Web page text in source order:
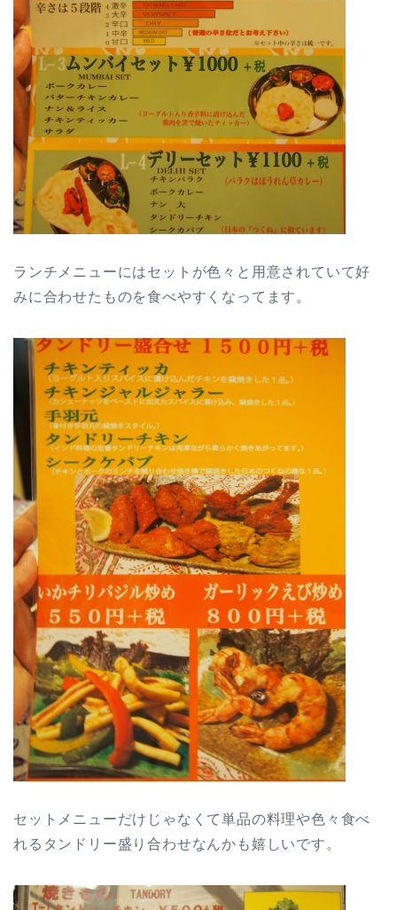
ランチメニューにはセットが色々と用意されていて好
みに合わせたものを食べやすくなってます。
セットメニューだけじゃなくて単品の料理や色々食べ
れるタンドリー盛り合わせなんかも嬉しいです。